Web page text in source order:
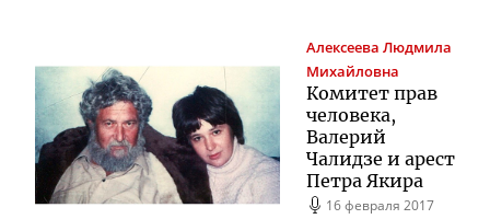
Алексеева Людмила
Михайловна
Комитет прав
человека,
Валерий
Чалидзе и арест
Петра Якира
16 февраля 2017